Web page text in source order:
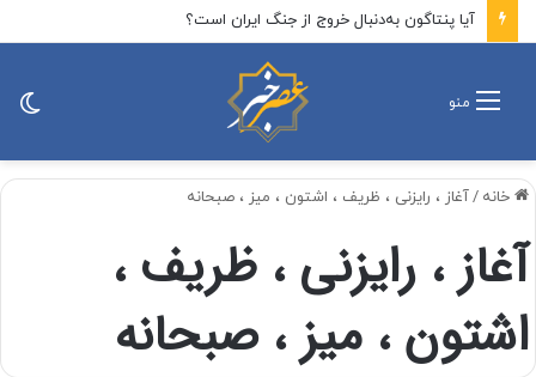
آیا پنتاگون به‌دنبال خروج از جنگ ایران است؟
منو
خانه /آغاز ، رایزنی ، ظریف ، اشتون ، میز ، صبحانه
آغاز ، رایزنی ، ظریف ،
اشتون ، میز ، صبحانه